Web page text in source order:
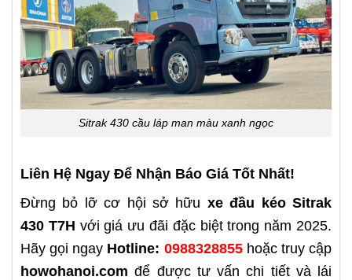
Sitrak 430 cầu láp man màu xanh ngọc
Liên Hệ Ngay Để Nhận Báo Giá Tốt Nhất!
Đừng bỏ lỡ cơ hội sở hữu xe đầu kéo Sitrak
430 T7H với giá ưu đãi đặc biệt trong năm 2025.
Hãy gọi ngay Hotline: 0988328855hoặc truy cập
howohanoi.com để được tư vấn chi tiết và lái